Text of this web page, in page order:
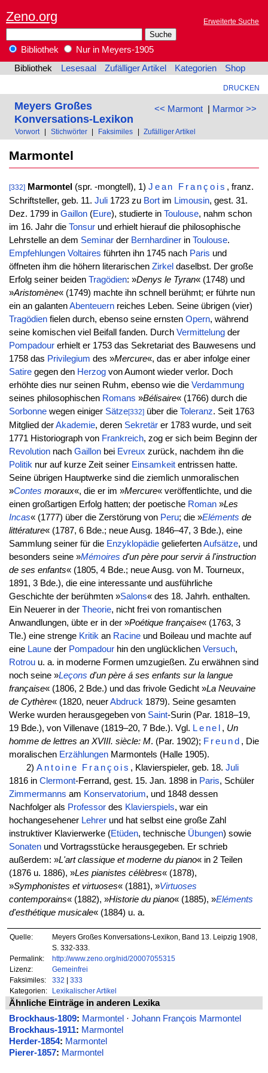
Zeno.org Erweiterte Suche
Bibliothek
Nur in Meyers-1905
Bibliothek
Lesesaal Zufälliger Artikel Kategorien Shop
DRUCKEN
<< Marmont| Marmor >>
Meyers Großes
Konversations-Lexikon
Vorwort Stichwörter Faksimiles Zufälliger Artikel
Marmontel
[332] Marmontel (spr. -mongtell), 1) Jean François , franz.
Schriftsteller, geb. 11. Juli1723 zu Bortim Limousin, gest. 31.
Dez. 1799 in Gaillon(Eure), studierte in Toulouse, nahm schon
im 16. Jahr die Tonsurund erhielt hierauf die philosophische
Lehrstelle an dem Seminarder Bernhardinerin Toulouse.
Empfehlungen Voltaires führten ihn 1745 nach Paris und
öffneten ihm die höhern literarischen Zirkel daselbst. Der große
Erfolg seiner beiden Tragödien: »Denys le Tyran« (1748) und
»Aristomène« (1749) machte ihn schnell berühmt; er führte nun
ein an galantenAbenteuernreiches Leben. Seine übrigen (vier)
Tragödienfielen durch, ebenso seine ernsten Opern, während
seine komischen viel Beifall fanden. Durch Vermittelungder
Pompadourerhielt er 1753 das Sekretariat des Bauwesens und
1758 das Privilegium des »Mercure«, das er aber infolge einer
Satiregegen den Herzogvon Aumont wieder verlor. Doch
erhöhte dies nur seinen Ruhm, ebenso wie die Verdammung
seines philosophischen Romans »Bélisaire« (1766) durch die
Sorbonnewegen einiger Sätze[332]über die Toleranz. Seit 1763
Mitglied derAkademie, deren Sekretärer 1783 wurde, und seit
1771 Historiograph von Frankreich, zog er sich beim Beginn der
Revolutionnach Gaillonbei Evreux zurück, nachdem ihn die
Politiknur auf kurze Zeit seiner Einsamkeitentrissen hatte.
Seine übrigen Hauptwerke sind die ziemlich unmoralischen
»Contes moraux«, die er im »Mercure« veröffentlichte, und die
einen großartigen Erfolg hatten; der poetische Roman»Les
Incas« (1777) über die Zerstörung von Peru; die »Eléments de
littérature« (1787, 6 Bde.; neue Ausg. 1846–47, 3 Bde.), eine
Sammlung seiner für die EnzyklopädiegeliefertenAufsätze, und
besonders seine »Mémoires d'un père pour servir á l'instruction
de ses enfants« (1805, 4 Bde.; neue Ausg. von M. Tourneux,
1891, 3 Bde.), die eine interessante und ausführliche
Geschichte der berühmten »Salons« des 18. Jahrh. enthalten.
Ein Neuerer in der Theorie, nicht frei von romantischen
Anwandlungen, übte er in der »Poétique française« (1763, 3
Tle.) eine strenge Kritikan Racineund Boileau und machte auf
eine Launeder Pompadourhin den unglücklichen Versuch,
Rotrouu. a. in moderne Formen umzugießen. Zu erwähnen sind
noch seine »Leçons d'un père á ses enfants sur la langue
française« (1806, 2 Bde.) und das frivole Gedicht »La Neuvaine
de Cythère« (1820, neuerAbdruck1879). Seine gesamten
Werke wurden herausgegeben von Saint-Surin (Par. 1818–19,
19 Bde.), von Villenave (1819–20, 7 Bde.). Vgl. Lenel , Un
homme de lettres an XVIII. siècle: M. (Par. 1902); Freund , Die
moralischen ErzählungenMarmontels (Halle 1905).
2) Antoine François , Klavierspieler, geb. 18. Juli
1816 in Clermont-Ferrand, gest. 15. Jan. 1898 in Paris, Schüler
Zimmermanns am Konservatorium, und 1848 dessen
Nachfolger als Professordes Klavierspiels, war ein
hochangesehener Lehrerund hat selbst eine große Zahl
instruktiver Klavierwerke (Etüden, technische Übungen) sowie
Sonatenund Vortragsstücke herausgegeben. Er schrieb
außerdem: »L'art classique et moderne du piano« in 2 Teilen
(1876 u. 1886), »Les pianistes célèbres« (1878),
»Symphonistes et virtuoses« (1881), »Virtuoses
contemporains« (1882), »Historie du piano« (1885), »Eléments
d'esthétique musicale« (1884) u. a.
Quelle:
Meyers Großes Konversations-Lexikon, Band 13. Leipzig 1908,
S. 332-333.
Permalink:
http://www.zeno.org/nid/20007055315
Lizenz:
Gemeinfrei
Faksimiles:
332 | 333
Kategorien:
Lexikalischer Artikel
Ähnliche Einträge in anderen Lexika
Brockhaus-1809: Marmontel · Johann François Marmontel
Brockhaus-1911: Marmontel
Herder-1854: Marmontel
Pierer-1857: Marmontel